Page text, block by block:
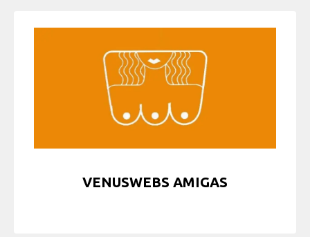
VENUSWEBS AMIGAS